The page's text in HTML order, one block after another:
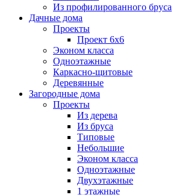
Из профилированного бруса
Дачные дома
Проекты
Проект 6х6
Эконом класса
Одноэтажные
Каркасно-щитовые
Деревянные
Загородные дома
Проекты
Из дерева
Из бруса
Типовые
Небольшие
Эконом класса
Одноэтажные
Двухэтажные
1 этажные